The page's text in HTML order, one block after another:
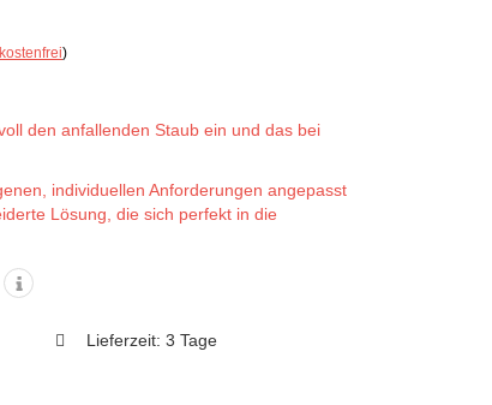
)
den anfallenden Staub ein und das bei
individuellen Anforderungen angepasst
Lösung, die sich perfekt in die
Lieferzeit: 3 Tage